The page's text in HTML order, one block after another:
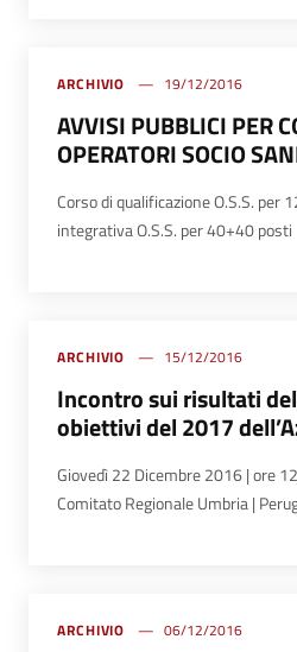
ARCHIVIO 19/12/2016
AVVISI PUBBLICI PER
OPERATORI SOCIO
Corso di qualificazione O.S.S.
integrativa O.S.S. per 40+40 posti
ARCHIVIO 15/12/2016
Incontro sui risultati
obiettivi del 2017
Giovedì 22 Dicembre 2016 | ore
Comitato Regionale Umbria |
ARCHIVIO 06/12/2016